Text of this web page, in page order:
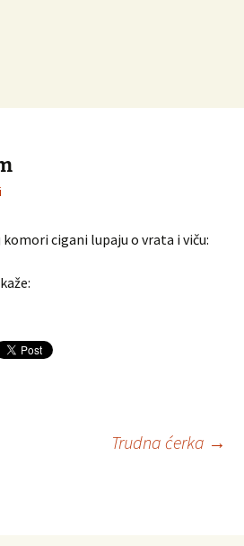
cigani lupaju o vrata i viču:
Trudna ćerka →